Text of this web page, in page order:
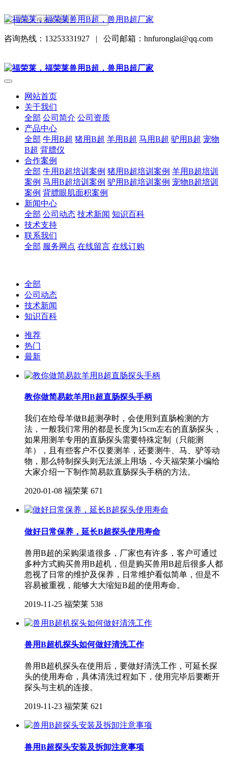
咨询热线：13253331927 | 公司邮箱：hnfuronglai@qq.com
网站首页
关于我们
全部 公司简介 公司资质
产品中心
全部 牛用B超 猪用B超 羊用B超 马用B超 驴用B超 宠物
B超 背膘仪
合作案例
全部 牛用B超培训案例 猪用B超培训案例 羊用B超培训
案例 马用B超培训案例 驴用B超培训案例 宠物B超培训
案例 背膘眼肌面积案例
新闻中心
全部 公司动态 技术新闻 知识百科
技术支持
联系我们
全部 服务网点 在线留言 在线订购
全部
公司动态
技术新闻
知识百科
推荐
热门
最新
教你做简易款羊用B超直肠探头手柄
我们在给母羊做B超测孕时，会使用到直肠检测的方
法，一般我们常用的都是长度为15cm左右的直肠探头，
如果用测羊专用的直肠探头需要特殊定制（只能测
羊），且有些客户不仅要测羊，还要测牛、马、驴等动
物，那么特制探头则无法派上用场，今天福荣莱小编给
大家介绍一下制作简易款直肠探头手柄的方法。
2020-01-08 福荣莱 671
做好日常保养，延长B超探头使用寿命
兽用B超的采购渠道很多，厂家也有许多，客户可通过
多种方式购买兽用B超机，但是购买兽用B超后很多人都
忽视了日常的维护及保养，日常维护看似简单，但是不
容易被重视，能够大大缩短B超的使用寿命。
2019-11-25 福荣莱 538
兽用B超机探头如何做好清洗工作
兽用B超机探头在使用后，要做好清洗工作，可延长探
头的使用寿命，具体清洗过程如下，使用完毕后要断开
探头与主机的连接。
2019-11-23 福荣莱 621
兽用B超探头安装及拆卸注意事项